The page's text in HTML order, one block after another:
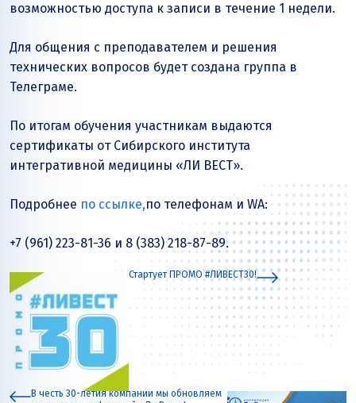
возможностью доступа к записи в течение 1 недели.
Для общения с преподавателем и решения
технических вопросов будет создана группа в
Телеграме.
По итогам обучения участникам выдаются
сертификаты от Сибирского института
интегративной медицины «ЛИ ВЕСТ».
Подробнее по ссылке,по телефонам и WA:
+7 (961) 223-81-36 и 8 (383) 218-87-89.
В честь 30-летия компании мы обновляем
Стартует ПРОМО #ЛИВЕСТ30!